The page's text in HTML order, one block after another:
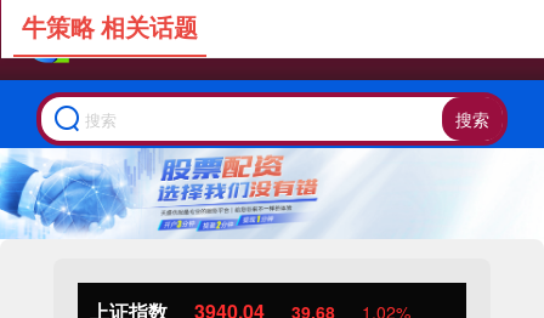
搜索
上证指数 3940.04 39.68 1.02%
牛策略 相关话题